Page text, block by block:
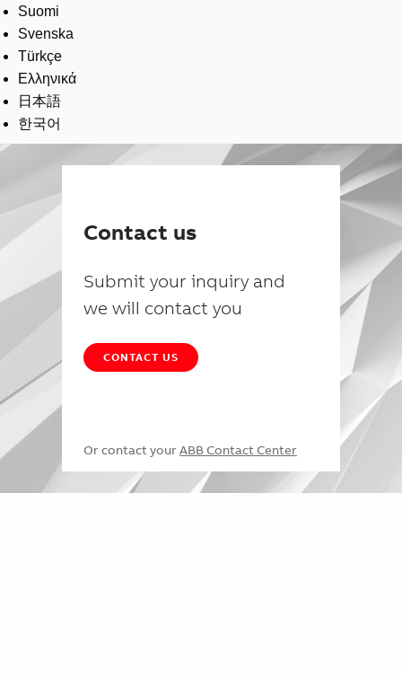
Suomi
Svenska
Türkçe
Ελληνικά
日本語
한국어
Contact us
Submit your inquiry and
we will contact you
CONTACT US
Or contact your ABB Contact Center